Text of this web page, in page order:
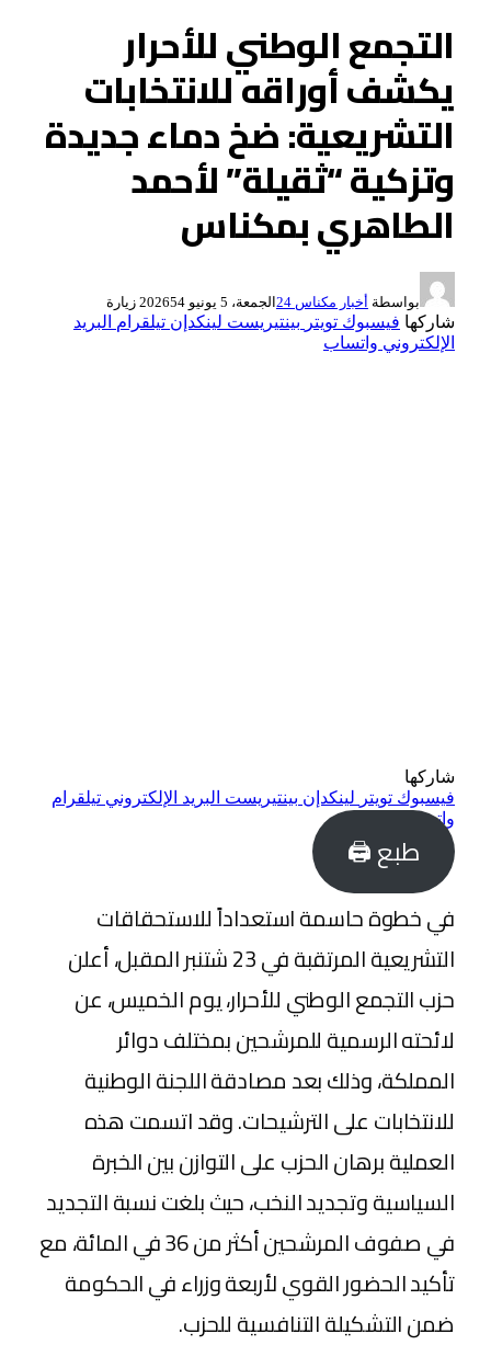
التجمع الوطني للأحرار
يكشف أوراقه للانتخابات
التشريعية: ضخ دماء جديدة
وتزكية “ثقيلة” لأحمد
الطاهري بمكناس
بواسطة أخبار مكناس 24 الجمعة، 5 يونيو 2026 54 زيارة
شاركها فيسبوك تويتر بينتيريست لينكدإن تيلقرام البريد
الإلكتروني واتساب
شاركها
فيسبوك تويتر لينكدإن بينتيريست البريد الإلكتروني تيلقرام
واتساب
طبع 🖨
في خطوة حاسمة استعداداً للاستحقاقات
التشريعية المرتقبة في 23 شتنبر المقبل، أعلن
حزب التجمع الوطني للأحرار، يوم الخميس، عن
لائحته الرسمية للمرشحين بمختلف دوائر
المملكة، وذلك بعد مصادقة اللجنة الوطنية
للانتخابات على الترشيحات. وقد اتسمت هذه
العملية برهان الحزب على التوازن بين الخبرة
السياسية وتجديد النخب، حيث بلغت نسبة التجديد
في صفوف المرشحين أكثر من 36 في المائة، مع
تأكيد الحضور القوي لأربعة وزراء في الحكومة
ضمن التشكيلة التنافسية للحزب.